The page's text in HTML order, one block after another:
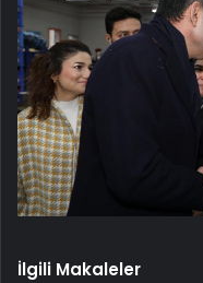
İlgili Makaleler